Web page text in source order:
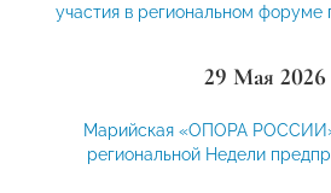
участия в региональном
29 Мая 2026
Марийская «ОПОРА РОССИИ»
региональной Недели